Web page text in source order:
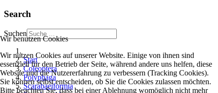
Search
Suchen
Start
Coleoptera
Polyphaga
Scarabaeiformia
Wir benutzen Cookies
Wir nutzen Cookies auf unserer Website. Einige von ihnen sind
essenziell für den Betrieb der Seite, während andere uns helfen, diese
Website und die Nutzererfahrung zu verbessern (Tracking Cookies).
Sie können selbst entscheiden, ob Sie die Cookies zulassen möchten.
Bitte beachten Sie, dass bei einer Ablehnung womöglich nicht mehr